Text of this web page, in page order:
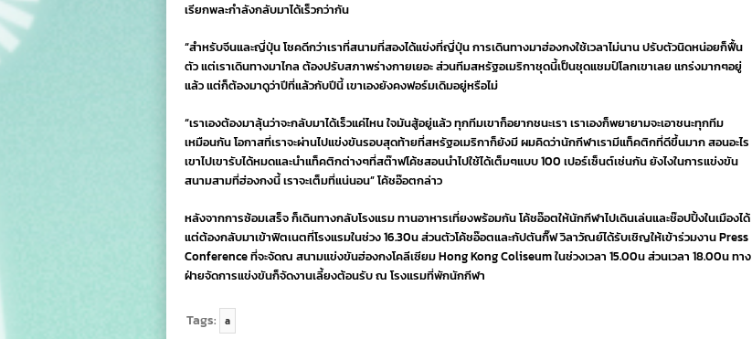
เรียกพละกำลังกลับมาได้เร็วกว่ากัน
“สำหรับจีนและญี่ปุ่น โชคดีกว่าเราที่สนามที่สองได้แข่งที่ญี่ปุ่น การเดินทางมาฮ่องกงใช้เวลาไม่นาน ปรับตัวนิดหน่อยก็ฟื้น
ตัว แต่เราเดินทางมาไกล ต้องปรับสภาพร่างกายเยอะ ส่วนทีมสหรัฐอเมริกาชุดนี้เป็นชุดแชมป์โลกเขาเลย แกร่งมากๆอยู่
แล้ว แต่ก็ต้องมาดูว่าปีที่แล้วกับปีนี้ เขาเองยังคงฟอร์มเดิมอยู่หรือไม่
“เราเองต้องมาลุ้นว่าจะกลับมาได้เร็วแค่ไหน ใจมันสู้อยู่แล้ว ทุกทีมเขาก็อยากชนะเรา เราเองก็พยายามจะเอาชนะทุกทีม
เหมือนกัน โอกาสที่เราจะผ่านไปแข่งขันรอบสุดท้ายที่สหรัฐอเมริกาก็ยังมี ผมคิดว่านักกีฬาเรามีแท็คติกที่ดีขึ้นมาก สอนอะไร
เขาไปเขารับได้หมดและนำแท็คติกต่างๆที่สต๊าฟโค้ชสอนนำไปใช้ได้เต็มๆแบบ 100 เปอร์เซ็นต์เช่นกัน ยังไงในการแข่งขัน
สนามสามที่ฮ่องกงนี้ เราจะเต็มที่แน่นอน” โค้ชอ๊อตกล่าว
หลังจากการซ้อมเสร็จ ก็เดินทางกลับโรงแรม ทานอาหารเที่ยงพร้อมกัน โค้ชอ๊อตให้นักกีฬาไปเดินเล่นและช๊อปปิ้งในเมืองได้
แต่ต้องกลับมาเข้าฟิตเนตที่โรงแรมในช่วง 16.30น ส่วนตัวโค้ชอ๊อตและกัปตันกิ๊ฟ วิลาวัณย์ได้รับเชิญให้เข้าร่วมงาน Press
Conference ที่จะจัดณ สนามแข่งขันฮ่องกงโคลีเซียม Hong Kong Coliseum ในช่วงเวลา 15.00น ส่วนเวลา 18.00น ทาง
ฝ่ายจัดการแข่งขันก็จัดงานเลี้ยงต้อนรับ ณ โรงแรมที่พักนักกีฬา
Tags: a